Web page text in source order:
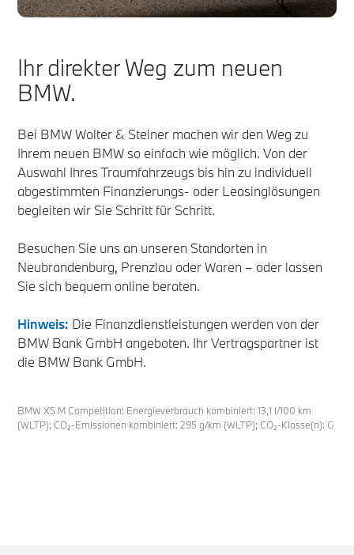
Ihr direkter Weg zum neuen
BMW.
Bei BMW Wolter & Steiner machen wir den Weg zu
Ihrem neuen BMW so einfach wie möglich. Von der
Auswahl Ihres Traumfahrzeugs bis hin zu individuell
abgestimmten Finanzierungs- oder Leasinglösungen
begleiten wir Sie Schritt für Schritt.
Besuchen Sie uns an unseren Standorten in
Neubrandenburg, Prenzlau oder Waren – oder lassen
Sie sich bequem online beraten.
Hinweis: Die Finanzdienstleistungen werden von der
BMW Bank GmbH angeboten. Ihr Vertragspartner ist
die BMW Bank GmbH.
BMW X5 M Competition: Energieverbrauch kombiniert: 13,1 l/100 km
(WLTP); CO₂-Emissionen kombiniert: 295 g/km (WLTP); CO₂-Klasse(n): G